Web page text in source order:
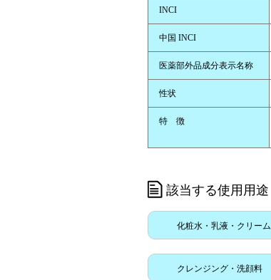
INCI
中国 INCI
医薬部外品成分表示名称
性状
特 徴
該当する使用用途
化粧水・乳液・クリーム
クレンジング・洗顔料